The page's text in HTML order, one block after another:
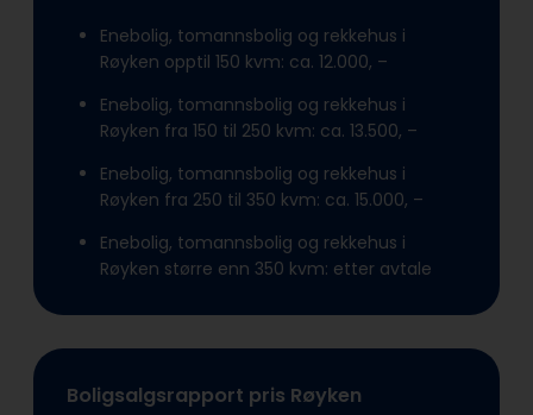
Enebolig, tomannsbolig og rekkehus i
Røyken opptil 150 kvm: ca. 12.000, –
Enebolig, tomannsbolig og rekkehus i
Røyken fra 150 til 250 kvm: ca. 13.500, –
Enebolig, tomannsbolig og rekkehus i
Røyken fra 250 til 350 kvm: ca. 15.000, –
Enebolig, tomannsbolig og rekkehus i
Røyken større enn 350 kvm: etter avtale
Boligsalgsrapport pris Røyken